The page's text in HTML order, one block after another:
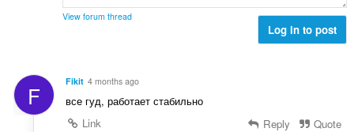
a
o
n
a
:
View forum thread
Log in to post
F Fikit 4 months ago
все гуд, работает стабильно
Link
Reply Quote